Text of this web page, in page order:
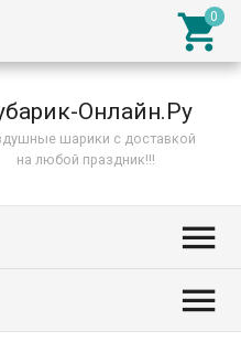

Онлайн.Ру
шарики с доставкой
на любой праздник!!!

